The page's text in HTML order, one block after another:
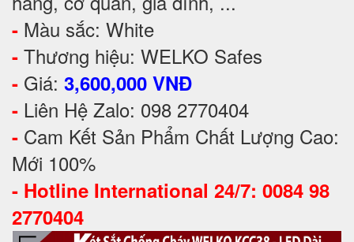
- Màu sắc: White
- Thương hiệu: WELKO Safes
- Giá: 3,600,000 VNĐ
- Liên Hệ Zalo: 098 2770404
- Cam Kết Sản Phẩm Chất Lượng Cao:
Mới 100%
- Hotline International 24/7: 0084 98
2770404